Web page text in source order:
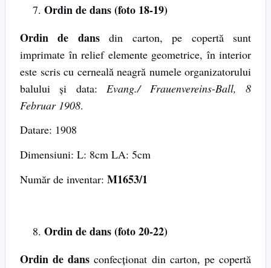
Ordin de dans (foto 18-19)
Ordin de dansdin carton, pe copertă sunt
imprimate în relief elemente geometrice, în interior
este scris cu cerneală neagră numele organizatorului
balului și data:Evang./ Frauenvereins-Ball, 8
Februar 1908.
Datare: 1908
Dimensiuni: L: 8cm LA: 5cm
Număr de inventar: M1653/1
Ordin de dans (foto 20-22)
Ordin de dans confecționat din carton, pe copertă